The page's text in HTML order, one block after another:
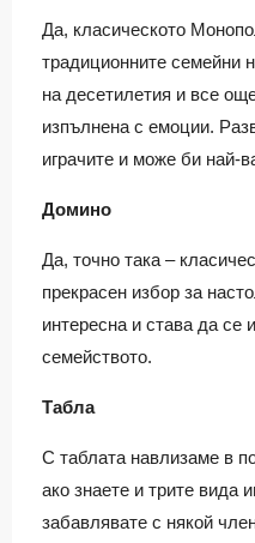
Да, класическото
традиционните семейни
на десетилетия и все
изпълнена с емоции.
играчите и може би най-
Домино
Да, точно така –
прекрасен избор за
интересна и става да се
семейството.
Табла
С таблата навлизаме в
ако знаете и трите вида
забавлявате с някой